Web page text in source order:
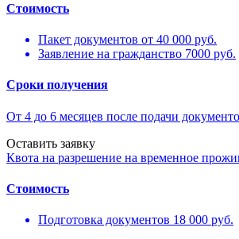
Стоимость
Пакет документов от 40 000 руб.
Заявление на гражданство 7000 руб.
Сроки получения
От 4 до 6 месяцев после подачи
Оставить заявку
Квота на разрешение на временное
Cтоимость
Подготовка документов 18 000 руб.